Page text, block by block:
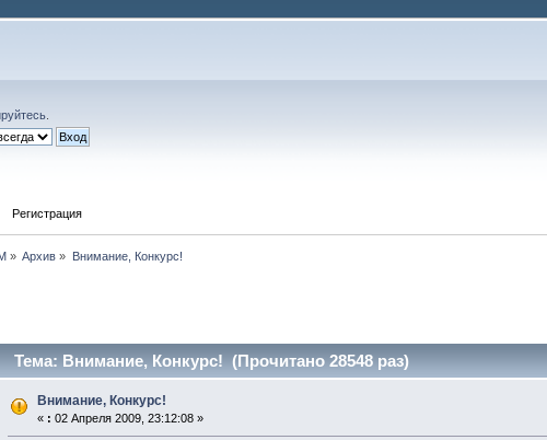
Регистрация
» Архив » Внимание, Конкурс!
Тема: Внимание, Конкурс! (Прочитано 28548 раз)
Внимание, Конкурс!
« : 02 Апреля 2009, 23:12:08 »